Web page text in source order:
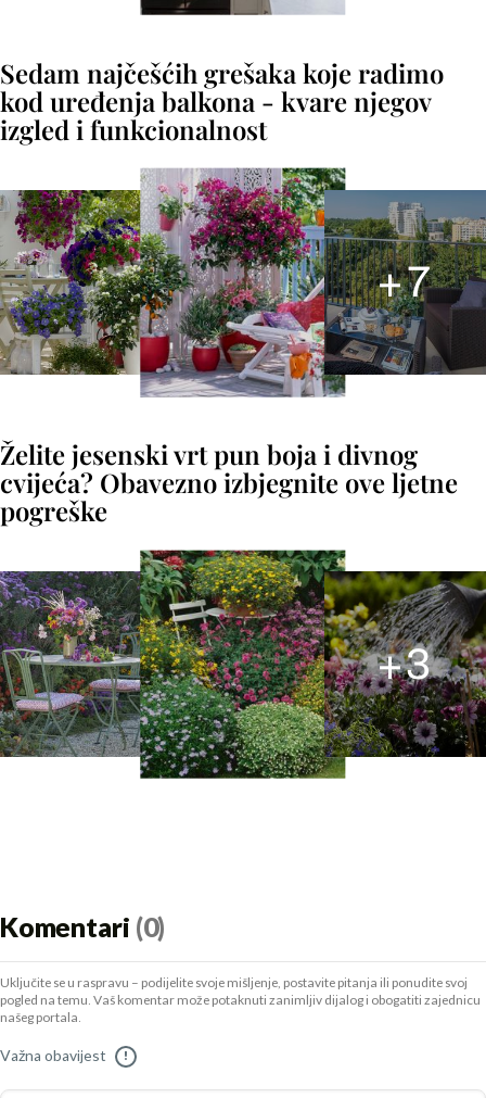
Sedam najčešćih grešaka koje radimo
kod uređenja balkona - kvare njegov
izgled i funkcionalnost
+7
Želite jesenski vrt pun boja i divnog
cvijeća? Obavezno izbjegnite ove ljetne
pogreške
+3
Komentari (0)
Uključite se u raspravu – podijelite svoje mišljenje, postavite pitanja ili ponudite svoj
pogled na temu. Vaš komentar može potaknuti zanimljiv dijalog i obogatiti zajednicu
našeg portala.
Važna obavijest !